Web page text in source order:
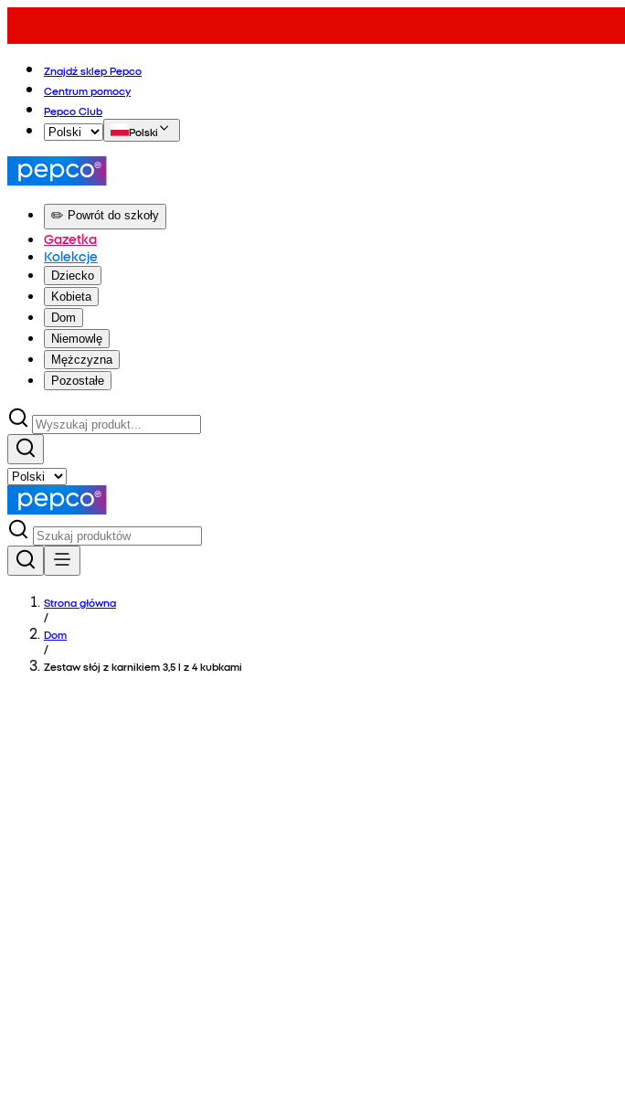
Znajdź sklep Pepco
Centrum pomocy
Pepco Club
Polski
✏️ Powrót do szkoły
Gazetka
Kolekcje
Dziecko
Kobieta
Dom
Niemowlę
Mężczyzna
Pozostałe
Strona główna
/
Dom
/
Zestaw słój z karnikiem 3,5 l z 4 kubkami